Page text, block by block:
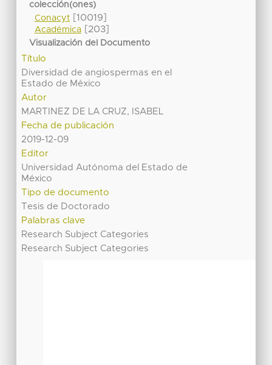
colección(ones)
Conacyt[10019]
Académica[203]
Visualización del Documento
Título
Diversidad de angiospermas en el
Estado de México
Autor
MARTINEZ DE LA CRUZ, ISABEL
Fecha de publicación
2019-12-09
Editor
Universidad Autónoma del Estado de
México
Tipo de documento
Tesis de Doctorado
Palabras clave
Research Subject Categories
Research Subject Categories